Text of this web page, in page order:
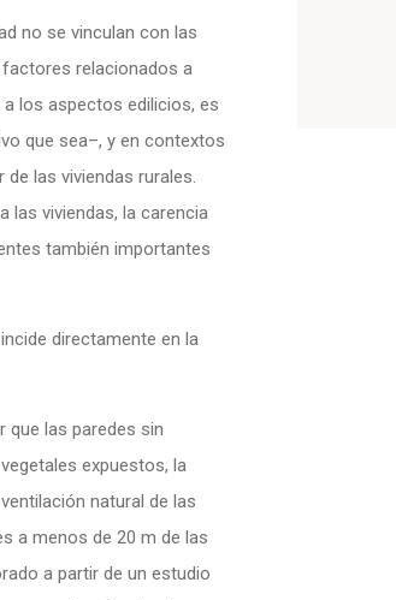
no se vinculan con las
relacionados a
los aspectos edilicios, es
que sea–, y en contextos
las viviendas rurales.
las viviendas, la carencia
también importantes
directamente en la
que las paredes sin
expuestos, la
natural de las
a menos de 20 m de las
a partir de un estudio